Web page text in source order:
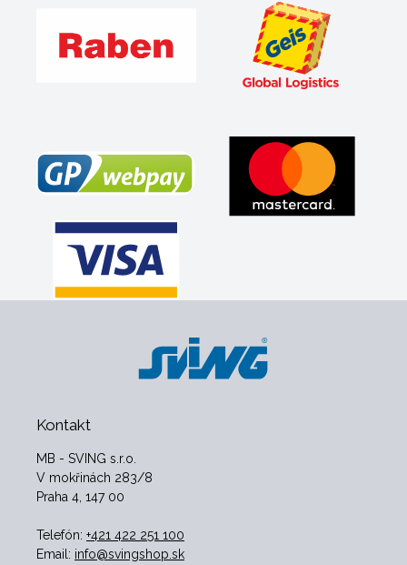
Kontakt
MB - SVING s.r.o.
V mokřinách 283/8
Praha 4, 147 00
Telefón: +421 422 251 100
Email: info@svingshop.sk